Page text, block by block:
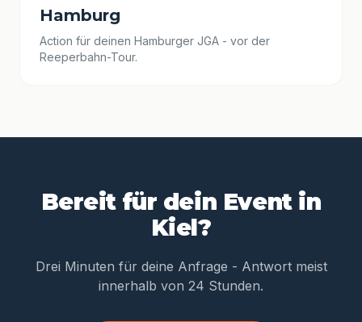
Hamburg
Action für deinen Hamburger JGA - vor der
Reeperbahn-Tour.
Bereit für dein Event in
Kiel?
Drei Minuten für deine Anfrage - Antwort meist
innerhalb von 24 Stunden.